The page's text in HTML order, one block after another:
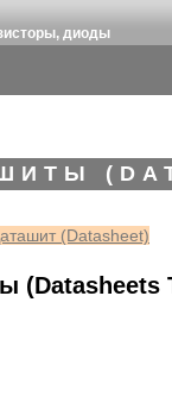
диоды
(Datasheet)
(Datasheets